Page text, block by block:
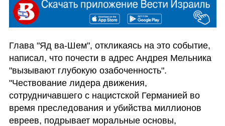
Глава "Яд ва-Шем", откликаясь на это событие,
написал, что почести в адрес Андрея Мельника
"вызывают глубокую озабоченность".
"Чествование лидера движения,
сотрудничавшего с нацистской Германией во
время преследования и убийства миллионов
евреев, подрывает моральные основы,